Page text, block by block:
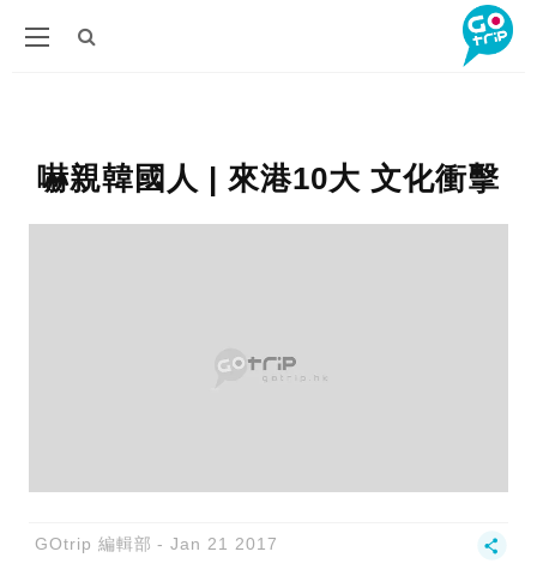
嚇親韓國人 | 來港10大 文化衝擊
GOtrip 編輯部 Jan 21 2017